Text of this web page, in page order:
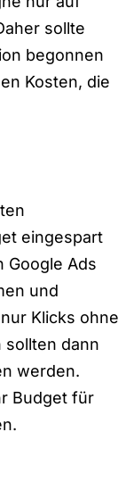
sollte
begonnen
Kosten, die
eingespart
Google Ads
und
Klicks ohne
sollten dann
werden.
Budget für